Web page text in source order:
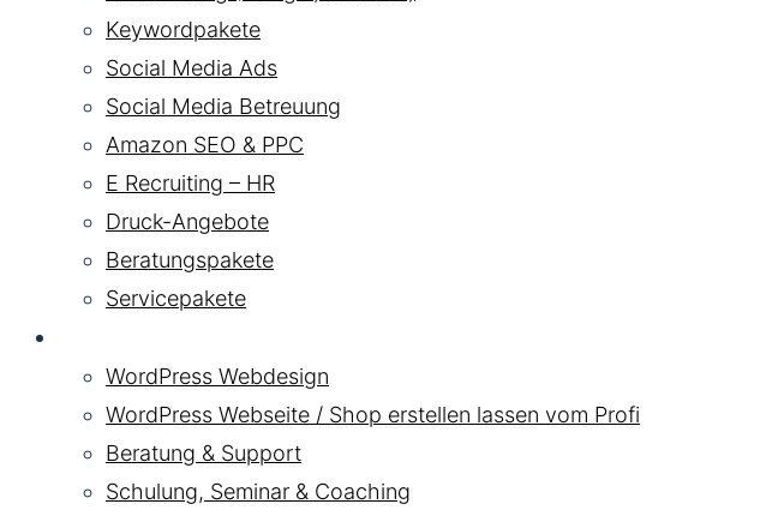
Keywordpakete
Social Media Ads
Social Media Betreuung
Amazon SEO & PPC
E Recruiting – HR
Druck-Angebote
Beratungspakete
Servicepakete
WordPress Webdesign
WordPress Webseite / Shop erstellen lassen vom Profi
Beratung & Support
Schulung, Seminar & Coaching